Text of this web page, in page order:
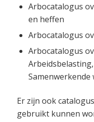
Arbocatalogus
en heffen
Arbocatalogus
Arbocatalogus
Samenwerkende
Er zijn ook
gebruikt kunnen